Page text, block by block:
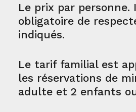
Le prix par personne.
obligatoire de
indiqués.
Le tarif familial est
les réservations de
adulte et 2 enfants